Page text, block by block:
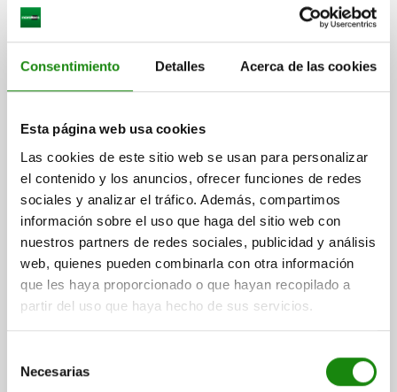
Consentimiento Detalles Acerca de las cookies
Esta página web usa cookies
Las cookies de este sitio web se usan para personalizar
el contenido y los anuncios, ofrecer funciones de redes
sociales y analizar el tráfico. Además, compartimos
información sobre el uso que haga del sitio web con
nuestros partners de redes sociales, publicidad y análisis
web, quienes pueden combinarla con otra información
que les haya proporcionado o que hayan recopilado a
partir del uso que haya hecho de sus servicios.
Necesarias
CON BRIDA, TA.40 CON GIRO A LA DERECHA,
D=M55X1,5, H=103, ALUMINIO NEGRO ANODIZADO,
MODELO DE FORMA=CON GIRO A LA DERECHA TAMAÑO=40
ROSCA=M55X1,5
ALTURA=103
CARRERA S=30
VERSIÓN 2=ENROSCABLE CON BRIDA A=70 A1=79
A2=37,5
A3=26
ANCHURA=65 B1=50 B2=87 D1=M8 D2=16 D3=6,5
D4=G1/8 H1=152 H2=73 H3=30 H4=25 H5=13
H6=10,5
H7=19 S1=14 S2=16 F1 N=650
05610-10-140
más IVA.
DETALLES